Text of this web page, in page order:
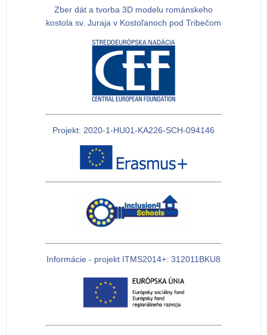
Zber dát a tvorba 3D modelu románskeho
kostola sv. Juraja v Kostoľanoch pod Tribečom
Projekt: 2020-1-HU01-KA226-SCH-094146
Informácie - projekt ITMS2014+: 312011BKU8